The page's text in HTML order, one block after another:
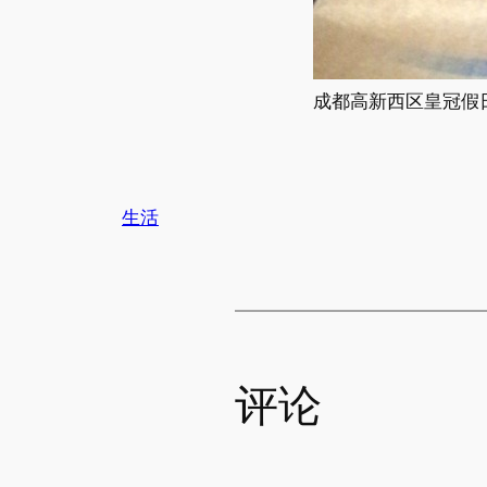
成都高新西区皇冠假
生活
评论